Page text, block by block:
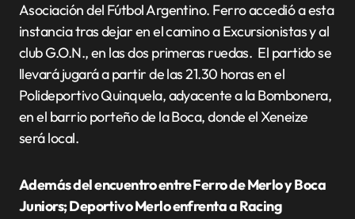
Asociación del Fútbol Argentino. Ferro accedió a esta
instancia tras dejar en el camino a Excursionistas y al
club G.O.N., en las dos primeras ruedas. El partido se
llevará jugará a partir de las 21.30 horas en el
Polideportivo Quinquela, adyacente a la Bombonera,
en el barrio porteño de la Boca, donde el Xeneize
será local.
Además del encuentro entre Ferro de Merlo y Boca
Juniors; Deportivo Merlo enfrenta a Racing